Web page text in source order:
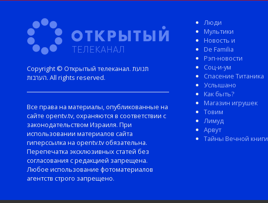
Copyright © Открытый телеканал. תנועת
הערבות. All rights reserved.
Все права на материалы, опубликованные на
сайте opentv.tv, охраняются в соответствии с
законодательством Израиля. При
использовании материалов сайта
гиперссылка на opentv.tv обязательна.
Перепечатка эксклюзивных статей без
согласования с редакцией запрещена.
Любое использование фотоматериалов
агентств строго запрещено.
Люди
Мультики
Новость и
De Familia
Рэп-новости
Соц-и-ум
Спасение Титаника
Услышано
Как быть?
Магазин игрушек
Товим
Лимуд
Арвут
Тайны Вечной книги